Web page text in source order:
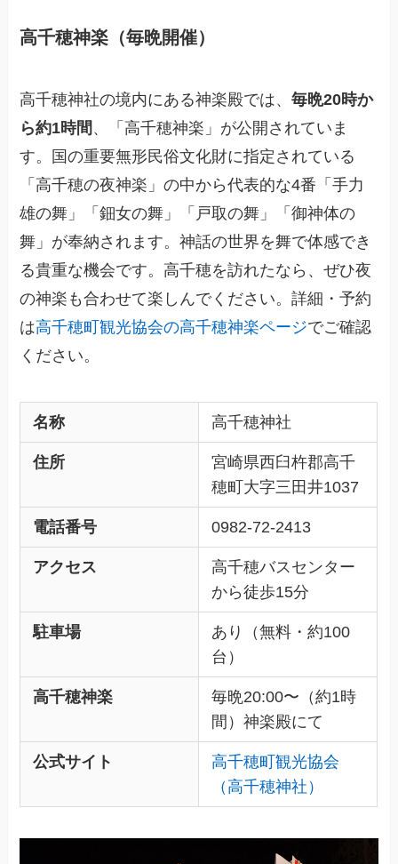
高千穂神楽（毎晩開催）
高千穂神社の境内にある神楽殿では、毎晩20時か
ら約1時間 、「高千穂神楽」が公開されていま
す。国の重要無形民俗文化財に指定されている
「高千穂の夜神楽」の中から代表的な4番「手力
雄の舞」「鈿女の舞」「戸取の舞」「御神体の
舞」が奉納されます。神話の世界を舞で体感でき
る貴重な機会です。高千穂を訪れたなら、ぜひ夜
の神楽も合わせて楽しんでください。詳細・予約
は高千穂町観光協会の高千穂神楽ページでご確認
ください。
名称 高千穂神社
住所
宮崎県西臼杵郡高千
穂町大字三田井1037
電話番号 0982-72-2413
アクセス
高千穂バスセンター
から徒歩15分
駐車場
あり（無料・約100
台）
高千穂神楽
毎晩20:00〜（約1時
間）神楽殿にて
公式サイト
高千穂町観光協会
（高千穂神社）